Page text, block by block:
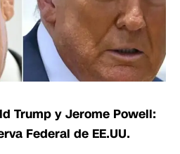
Trump y Jerome Powell:
Federal de EE.UU.